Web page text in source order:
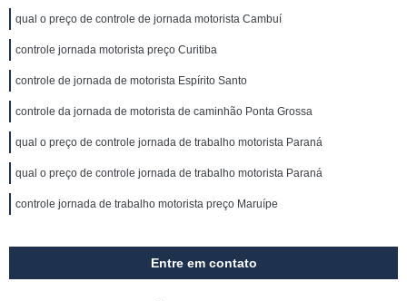
qual o preço de controle de jornada motorista Cambuí
controle jornada motorista preço Curitiba
controle de jornada de motorista Espírito Santo
controle da jornada de motorista de caminhão Ponta Grossa
qual o preço de controle jornada de trabalho motorista Paraná
qual o preço de controle jornada de trabalho motorista Paraná
controle jornada de trabalho motorista preço Maruípe
Entre em contato